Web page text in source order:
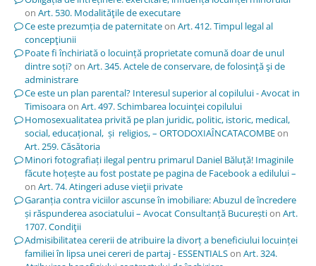
on Art. 530. Modalităţile de executare
Ce este prezumția de paternitateon Art. 412. Timpul legal al
concepţiunii
Poate fi închiriată o locuință proprietate comună doar de unul
dintre soți?on Art. 345. Actele de conservare, de folosinţă şi de
administrare
Ce este un plan parental? Interesul superior al copilului - Avocat in
Timisoaraon Art. 497. Schimbarea locuinţei copilului
Homosexualitatea privită pe plan juridic, politic, istoric, medical,
social, educațional, și religios, – ORTODOXIAÎNCATACOMBEon
Art. 259. Căsătoria
Minori fotografiați ilegal pentru primarul Daniel Băluță! Imaginile
făcute hoțește au fost postate pe pagina de Facebook a edilului –
on Art. 74. Atingeri aduse vieţii private
Garanția contra viciilor ascunse în imobiliare: Abuzul de încredere
și răspunderea asociatului – Avocat Consultanță Bucureștion Art.
1707. Condiţii
Admisibilitatea cererii de atribuire la divorț a beneficiului locuinței
familiei în lipsa unei cereri de partaj - ESSENTIALSon Art. 324.